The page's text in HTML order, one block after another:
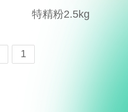
特精粉2.5kg
1